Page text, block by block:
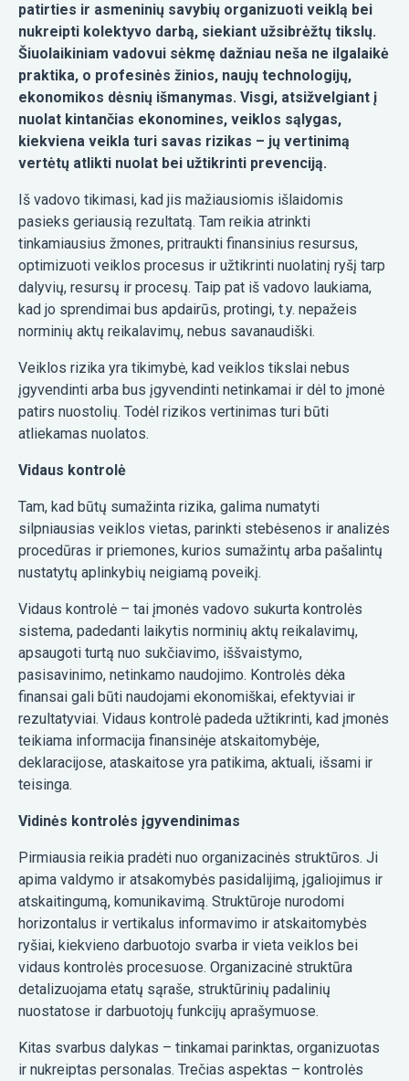
patirties ir asmeninių savybių organizuoti veiklą bei
nukreipti kolektyvo darbą, siekiant užsibrėžtų tikslų.
Šiuolaikiniam vadovui sėkmę dažniau neša ne ilgalaikė
praktika, o profesinės žinios, naujų technologijų,
ekonomikos dėsnių išmanymas. Visgi, atsižvelgiant į
nuolat kintančias ekonomines, veiklos sąlygas,
kiekviena veikla turi savas rizikas – jų vertinimą
vertėtų atlikti nuolat bei užtikrinti prevenciją.
Iš vadovo tikimasi, kad jis mažiausiomis išlaidomis
pasieks geriausią rezultatą. Tam reikia atrinkti
tinkamiausius žmones, pritraukti finansinius resursus,
optimizuoti veiklos procesus ir užtikrinti nuolatinį ryšį tarp
dalyvių, resursų ir procesų. Taip pat iš vadovo laukiama,
kad jo sprendimai bus apdairūs, protingi, t.y. nepažeis
norminių aktų reikalavimų, nebus savanaudiški.
Veiklos rizika yra tikimybė, kad veiklos tikslai nebus
įgyvendinti arba bus įgyvendinti netinkamai ir dėl to įmonė
patirs nuostolių. Todėl rizikos vertinimas turi būti
atliekamas nuolatos.
Vidaus kontrolė
Tam, kad būtų sumažinta rizika, galima numatyti
silpniausias veiklos vietas, parinkti stebėsenos ir analizės
procedūras ir priemones, kurios sumažintų arba pašalintų
nustatytų aplinkybių neigiamą poveikį.
Vidaus kontrolė – tai įmonės vadovo sukurta kontrolės
sistema, padedanti laikytis norminių aktų reikalavimų,
apsaugoti turtą nuo sukčiavimo, iššvaistymo,
pasisavinimo, netinkamo naudojimo. Kontrolės dėka
finansai gali būti naudojami ekonomiškai, efektyviai ir
rezultatyviai. Vidaus kontrolė padeda užtikrinti, kad įmonės
teikiama informacija finansinėje atskaitomybėje,
deklaracijose, ataskaitose yra patikima, aktuali, išsami ir
teisinga.
Vidinės kontrolės įgyvendinimas
Pirmiausia reikia pradėti nuo organizacinės struktūros. Ji
apima valdymo ir atsakomybės pasidalijimą, įgaliojimus ir
atskaitingumą, komunikavimą. Struktūroje nurodomi
horizontalus ir vertikalus informavimo ir atskaitomybės
ryšiai, kiekvieno darbuotojo svarba ir vieta veiklos bei
vidaus kontrolės procesuose. Organizacinė struktūra
detalizuojama etatų sąraše, struktūrinių padalinių
nuostatose ir darbuotojų funkcijų aprašymuose.
Kitas svarbus dalykas – tinkamai parinktas, organizuotas
ir nukreiptas personalas. Trečias aspektas – kontrolės